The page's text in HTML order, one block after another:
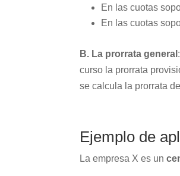
En las cuotas
En las cuotas
B. La prorrata general
curso la prorrata
se calcula la prorrata
Ejemplo de
La empresa X es un